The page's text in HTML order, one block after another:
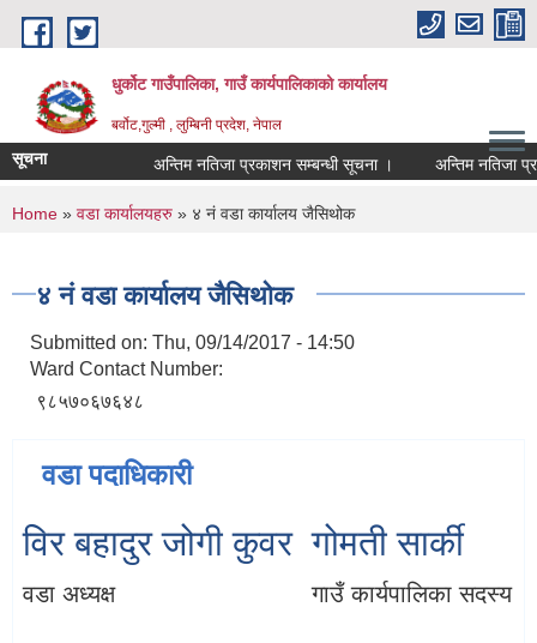
Skip to main content
धुर्कोट गाउँपालिका, गाउँ कार्यपालिकाको कार्यालय
बर्वोट,गुल्मी , लुम्बिनी प्रदेश, नेपाल
सूचना अन्तिम नतिजा प्रकाशन सम्बन्धी सूचना । अन्तिम नतिजा
You are here
Home » वडा कार्यालयहरु » ४ नं वडा कार्यालय जैसिथोक
४ नं वडा कार्यालय जैसिथोक
Submitted on: Thu, 09/14/2017 - 14:50
Ward Contact Number:
९८५७०६७६४८
वडा पदाधिकारी
विर बहादुर जोगी कुवर
वडा अध्यक्ष
गोमती सार्की
गाउँ कार्यपालिका सदस्य